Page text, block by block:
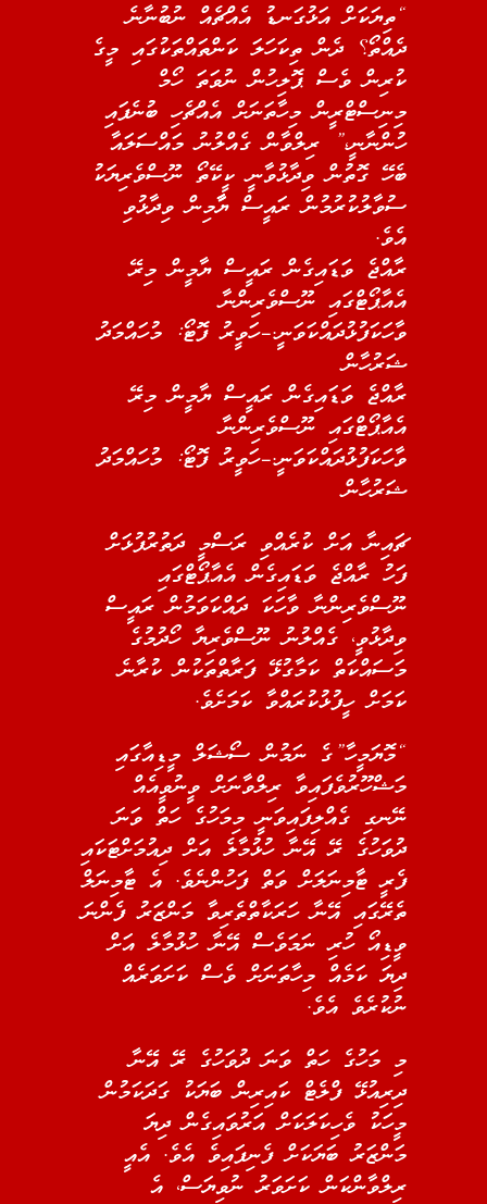
“ތިޔަކަށް އަޅުގަނޑު އެއްޗެއް ނުބުނާނެ
ދެއްތޯ؟ ދެން ތިކަހަލަ ކަންތައްތަކުގައި މީގެ
ކުރިން ވެސް ޕޮލިހުން ނުވަތަ ހޯމް
މިނިސްޓްރީން މިހާތަނަށް އެއްޗެހި ބުނެފައި
ހުންނާނީ،” ރިލްވާން ގެއްލުނު މައްސަލައާ
ބެހޭ ގޮތުން ވިދާޅުވާނީ ކީކޭތޯ ނޫސްވެރިޔަކު
ސުވާލުކުރުމުން ރައީސް ޔާާމިން ވިދާޅުވި
އެވެ.
ރާއްޖެ ވަޑައިގެން ރައީސް ޔާމީން މިރޭ
އެއާޕޯޓްގައި ނޫސްވެރިންނާ
ވާހަކަފުޅުދައްކަވަނީ.–ހަވީރު ފޮޓޯ: މުހައްމަދު
ޝަރުހާން
ރާއްޖެ ވަޑައިގެން ރައީސް ޔާމީން މިރޭ
އެއާޕޯޓްގައި ނޫސްވެރިންނާ
ވާހަކަފުޅުދައްކަވަނީ.–ހަވީރު ފޮޓޯ: މުހައްމަދު
ޝަރުހާން
ޗައިނާ އަށް ކުރެއްވި ރަސްމީ ދަތުރުފުޅަށް
ފަހު ރާއްޖެ ވަޑައިގެން އެއާޕޯޓްގައި
ނޫސްވެރިންނާ ވާހަކަ ދައްކަވަމުން ރައީސް
ވިދާޅުވީ، ގެއްލުނު ނޫސްވެރިޔާ ހޯދުމުގެ
މަސައްކަތް ކަމާގުޅޭ ފަރާތްތަކުން ކުރާނެ
ކަމަށް ހީފުޅުކުރައްވާ ކަމަށެވެ.
“މޮޔަމީހާ”ގެ ނަމުން ސޯޝަލް މީޑިއާގައި
މަޝްހޫރުވެފައިވާ ރިލްވާނަށް ވީނުވީއެއް
ނޭނގި ގެއްލިފައިވަނީ މިމަހުގެ ހަތް ވަނަ
ދުވަހުގެ ރޭ އޭނާ ހުޅުމާލެ އަށް ދިއުމަށްޓަކައި
ފެރީ ޓާމިނަލަށް ވަތް ފަހުންނެވެ. އެ ޓާމިނަލް
ތެރޭގައި އޭނާ ހަރަކާތްތެރިވާ މަންޒަރު ފެންނަ
ވީޑިއޯ ހުރި ނަމަވެސް އޭނާ ހުޅުމާލެ އަށް
ދިޔަ ކަމެއް މިހާތަނަށް ވެސް ކަށަވަރެއް
ނުކުރެވެ އެވެ.
މި މަހުގެ ހަތް ވަނަ ދުވަހުގެ ރޭ އޭނާ
ދިރިއުޅޭ ފްލެޓް ކައިރިން ބަޔަކު ގަދަކަމުން
މީހަކު ވެހިކަލަކަށް އަރުވައިގެން ދިޔަ
މަންޒަރު ބަޔަކަށް ފެނިފައިވެ އެވެ. އެއީ
ރިލްވާންކަން ކަށަވަރު ނުވިޔަސް، އެ